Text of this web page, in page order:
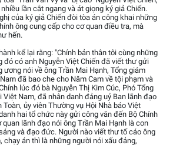
lần cắt ngang và át giọng ký giả Chiến.
của ký giả Chiến đòi tòa án công khai những
ông cung cấp cho cơ quan điều tra, mà
hến.
kể lại rằng: "Chính bản thân tôi cùng những
đó có anh Nguyễn Việt Chiến đã viết thư gửi
ương nói về ông Trần Mai Hạnh, Tổng giám
đã bao che cho Năm Cam về tội phạm và
lúc đó bà Nguyễn Thị Kim Cúc, Phó Tổng
Nam, đã nhân danh đảng uỷ Ban lãnh đạo
ủy viên Thường vụ Hội Nhà báo Việt
hai tổ chức này gửi công văn đến Bộ Chính
lãnh đạo nói ông Trần Mai Hạnh là con
và đạo đức. Người nào viết thư tố cáo ông
chạy án thì là những người nói xấu đảng,